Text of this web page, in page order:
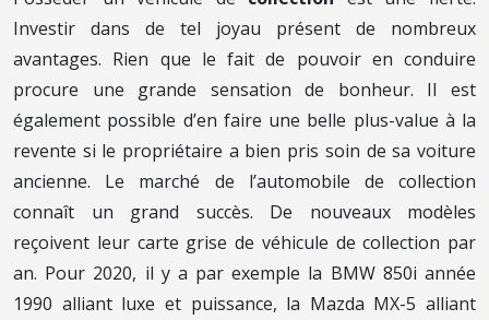
Investir dans de tel joyau présent de nombreux
avantages. Rien que le fait de pouvoir en conduire
procure une grande sensation de bonheur. Il est
également possible d’en faire une belle plus-value à la
revente si le propriétaire a bien pris soin de sa voiture
ancienne. Le marché de l’automobile de collection
connaît un grand succès. De nouveaux modèles
reçoivent leur carte grise de véhicule de collection par
an. Pour 2020, il y a par exemple la BMW 850i année
1990 alliant luxe et puissance, la Mazda MX-5 alliant